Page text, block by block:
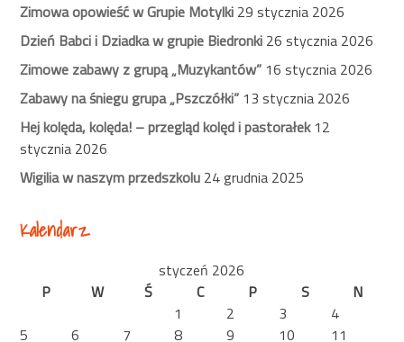
Zimowa opowieść w Grupie Motylki 29 stycznia 2026
Dzień Babci i Dziadka w grupie Biedronki 26 stycznia 2026
Zimowe zabawy z grupą „Muzykantów” 16 stycznia 2026
Zabawy na śniegu grupa „Pszczółki” 13 stycznia 2026
Hej kolęda, kolęda! – przegląd kolęd i pastorałek12
stycznia 2026
Wigilia w naszym przedszkolu 24 grudnia 2025
Kalendarz
styczeń 2026
P
W Ś C P S
N
1
2 3
4
5
6 7 8 9 10
11